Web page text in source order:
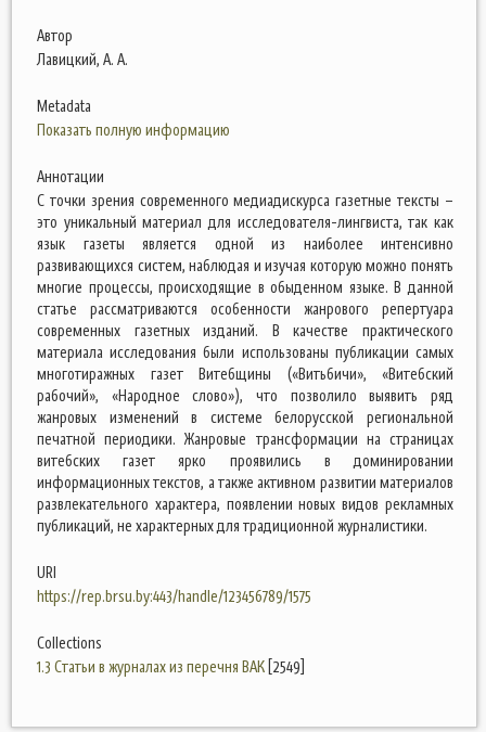
Автор
Лавицкий, А. А.
Metadata
Показать полную информацию
Аннотации
С точки зрения современного медиадискурса газетные тексты –
это уникальный материал для исследователя-лингвиста, так как
язык газеты является одной из наиболее интенсивно
развивающихся систем, наблюдая и изучая которую можно понять
многие процессы, происходящие в обыденном языке. В данной
статье рассматриваются особенности жанрового репертуара
современных газетных изданий. В качестве практического
материала исследования были использованы публикации самых
многотиражных газет Витебщины («Витьбичи», «Витебский
рабочий», «Народное слово»), что позволило выявить ряд
жанровых изменений в системе белорусской региональной
печатной периодики. Жанровые трансформации на страницах
витебских газет ярко проявились в доминировании
информационных текстов, а также активном развитии материалов
развлекательного характера, появлении новых видов рекламных
публикаций, не характерных для традиционной журналистики.
URI
https://rep.brsu.by:443/handle/123456789/1575
Collections
1.3 Статьи в журналах из перечня ВАК [2549]